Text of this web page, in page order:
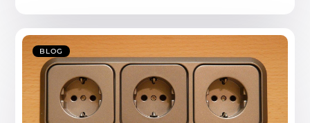
BLOG